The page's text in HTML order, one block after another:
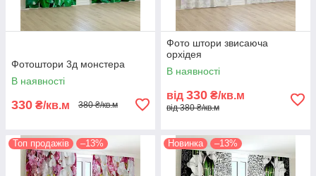
Фотоштори 3д монстера
В наявності
330 ₴/кв.м 380 ₴/кв.м
Фото штори звисаюча
орхідея
В наявності
від 330 ₴/кв.м
від 380 ₴/кв.м
Топ продажів –13% Новинка –13%